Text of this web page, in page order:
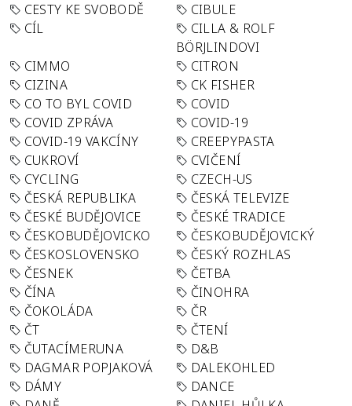
CESTY KE SVOBODĚ
CIBULE
CÍL
CILLA & ROLF
BÖRJLINDOVI
CIMMO
CITRON
CIZINA
CK FISHER
CO TO BYL COVID
COVID
COVID ZPRÁVA
COVID-19
COVID-19 VAKCÍNY
CREEPYPASTA
CUKROVÍ
CVIČENÍ
CYCLING
CZECH-US
ČESKÁ REPUBLIKA
ČESKÁ TELEVIZE
ČESKÉ BUDĚJOVICE
ČESKÉ TRADICE
ČESKOBUDĚJOVICKO
ČESKOBUDĚJOVICKÝ
ČESKOSLOVENSKO
ČESKÝ ROZHLAS
ČESNEK
ČETBA
ČÍNA
ČINOHRA
ČOKOLÁDA
ČR
ČT
ČTENÍ
ČUTACÍMERUNA
D&B
DAGMAR POPJAKOVÁ
DALEKOHLED
DÁMY
DANCE